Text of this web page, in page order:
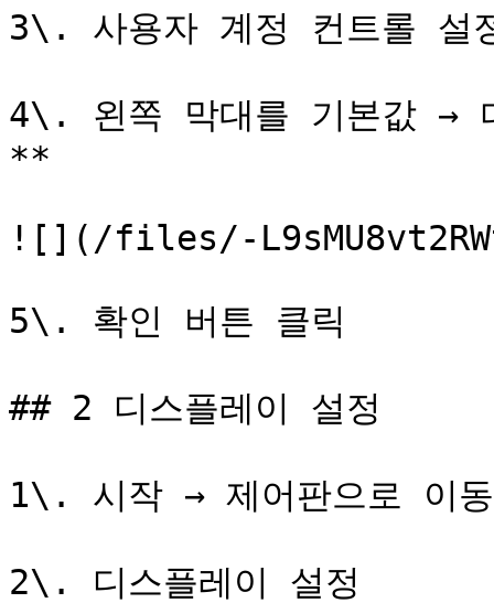
3\. 사용자 계정 컨트롤 설
4\. 왼쪽 막대를 기본값 →
**
![](/files/-
5\. 확인 버튼 클릭
## 2 디스플레이 설정
1\. 시작 → 제어판으로 이동
2\. 디스플레이 설정